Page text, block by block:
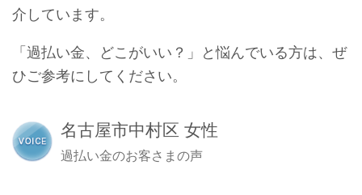
介しています。
「過払い金、どこがいい？」と悩んでいる方は、ぜ
ひご参考にしてください。
名古屋市中村区 女性
過払い金のお客さまの声